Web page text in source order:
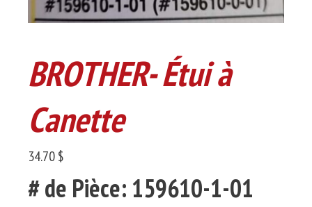
BROTHER- Étui à
Canette
34.70 $
# de Pièce: 159610-1-01